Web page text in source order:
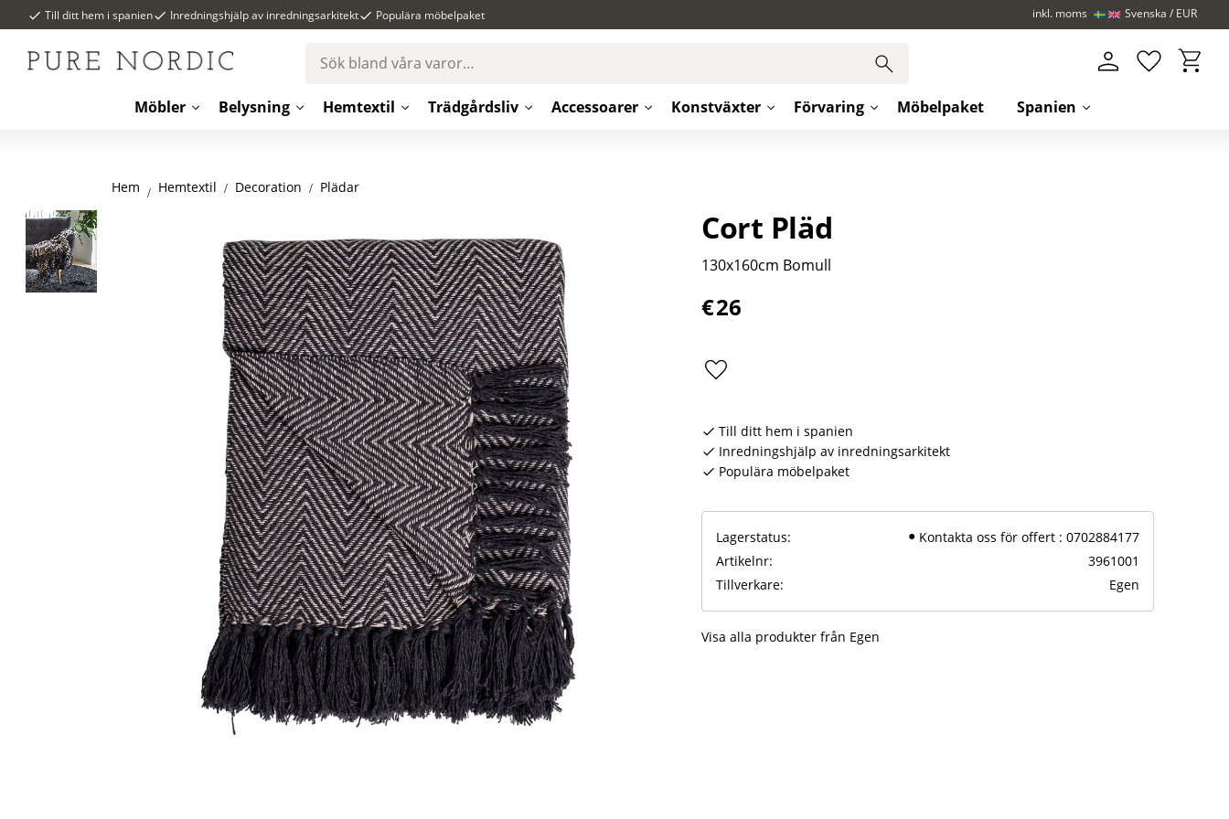
Till ditt hem i spanien Inredningshjälp av inredningsarkitekt Populära möbelpaket inkl. moms
Möbler Belysning Hemtextil Trädgårdsliv Accessoarer Konstväxter Förvaring Möbelpaket Spanien
Favoriter
Svenska EUR
Hem Hemtextil Decoration Plädar
Cort Pläd
130x160cm Bomull
€26
Lägg till i favoriter
Till ditt hem i spanien
Inredningshjälp av inredningsarkitekt
Populära möbelpaket
Lagerstatus
Kontakta oss för offert : 0702884177
Artikelnr
3961001
Tillverkare
Egen
Visa alla produkter från Egen